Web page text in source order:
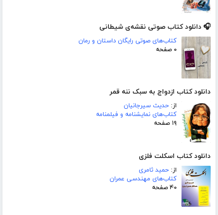
🎧 دانلود کتاب صوتی نقشه‌ی شیطانی
کتاب‌های صوتی رایگان داستان و رمان
۰ صفحه
دانلود کتاب ازدواج به سبک ننه قمر
از: حدیث سیرجانیان
کتاب‌های نمایشنامه و فیلمنامه
۱۹ صفحه
دانلود کتاب اسکلت فلزی
از: حمید ثامری
کتاب‌های مهندسی عمران
۴۰ صفحه